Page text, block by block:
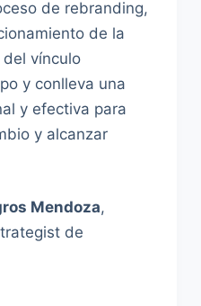
de rebranding,
de la
vínculo
y conlleva una
y efectiva para
y alcanzar
Mendoza,
de